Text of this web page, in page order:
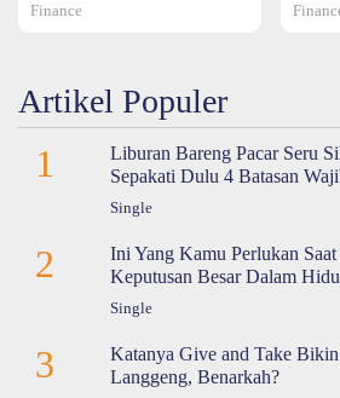
Finance
Artikel Populer
1
Liburan Bareng Pacar Seru
Sepakati Dulu 4 Batasan
Single
2
Ini Yang Kamu Perlukan
Keputusan Besar Dalam
Single
3
Katanya Give and Take
Langgeng, Benarkah?